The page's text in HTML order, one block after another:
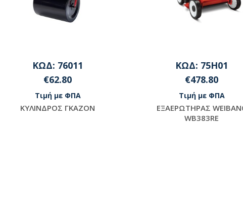
ΚΩΔ: 76011
€62.80
Τιμή με ΦΠΑ
KYΛINΔPOΣ ΓΚΑΖΟΝ
ΚΩΔ: 75H01
€478.80
Τιμή με ΦΠΑ
EΞAEPΩTHPAΣ
WB383RE